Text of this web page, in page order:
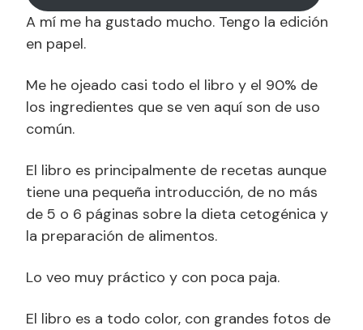
A mí me ha gustado mucho. Tengo la edición
en papel.
Me he ojeado casi todo el libro y el 90% de
los ingredientes que se ven aquí son de uso
común.
El libro es principalmente de recetas aunque
tiene una pequeña introducción, de no más
de 5 o 6 páginas sobre la dieta cetogénica y
la preparación de alimentos.
Lo veo muy práctico y con poca paja.
El libro es a todo color, con grandes fotos de